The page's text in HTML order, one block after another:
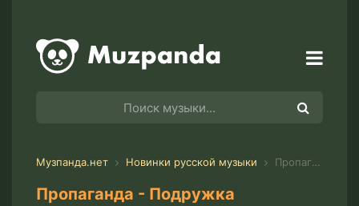
Музпанда.нет Новинки русской музыки Пропаганда - Подружка
Пропаганда - Подружка